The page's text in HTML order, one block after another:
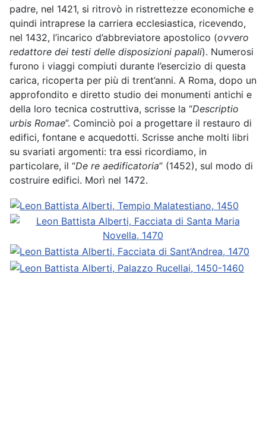
padre, nel 1421, si ritrovò in ristrettezze economiche e
quindi intraprese la carriera ecclesiastica, ricevendo,
nel 1432, l’incarico d’abbreviatore apostolico (ovvero
redattore dei testi delle disposizioni papali). Numerosi
furono i viaggi compiuti durante l’esercizio di questa
carica, ricoperta per più di trent’anni. A Roma, dopo un
approfondito e diretto studio dei monumenti antichi e
della loro tecnica costruttiva, scrisse la “Descriptio
urbis Romae”. Cominciò poi a progettare il restauro di
edifici, fontane e acquedotti. Scrisse anche molti libri
su svariati argomenti: tra essi ricordiamo, in
particolare, il “De re aedificatoria” (1452), sul modo di
costruire edifici. Morì nel 1472.